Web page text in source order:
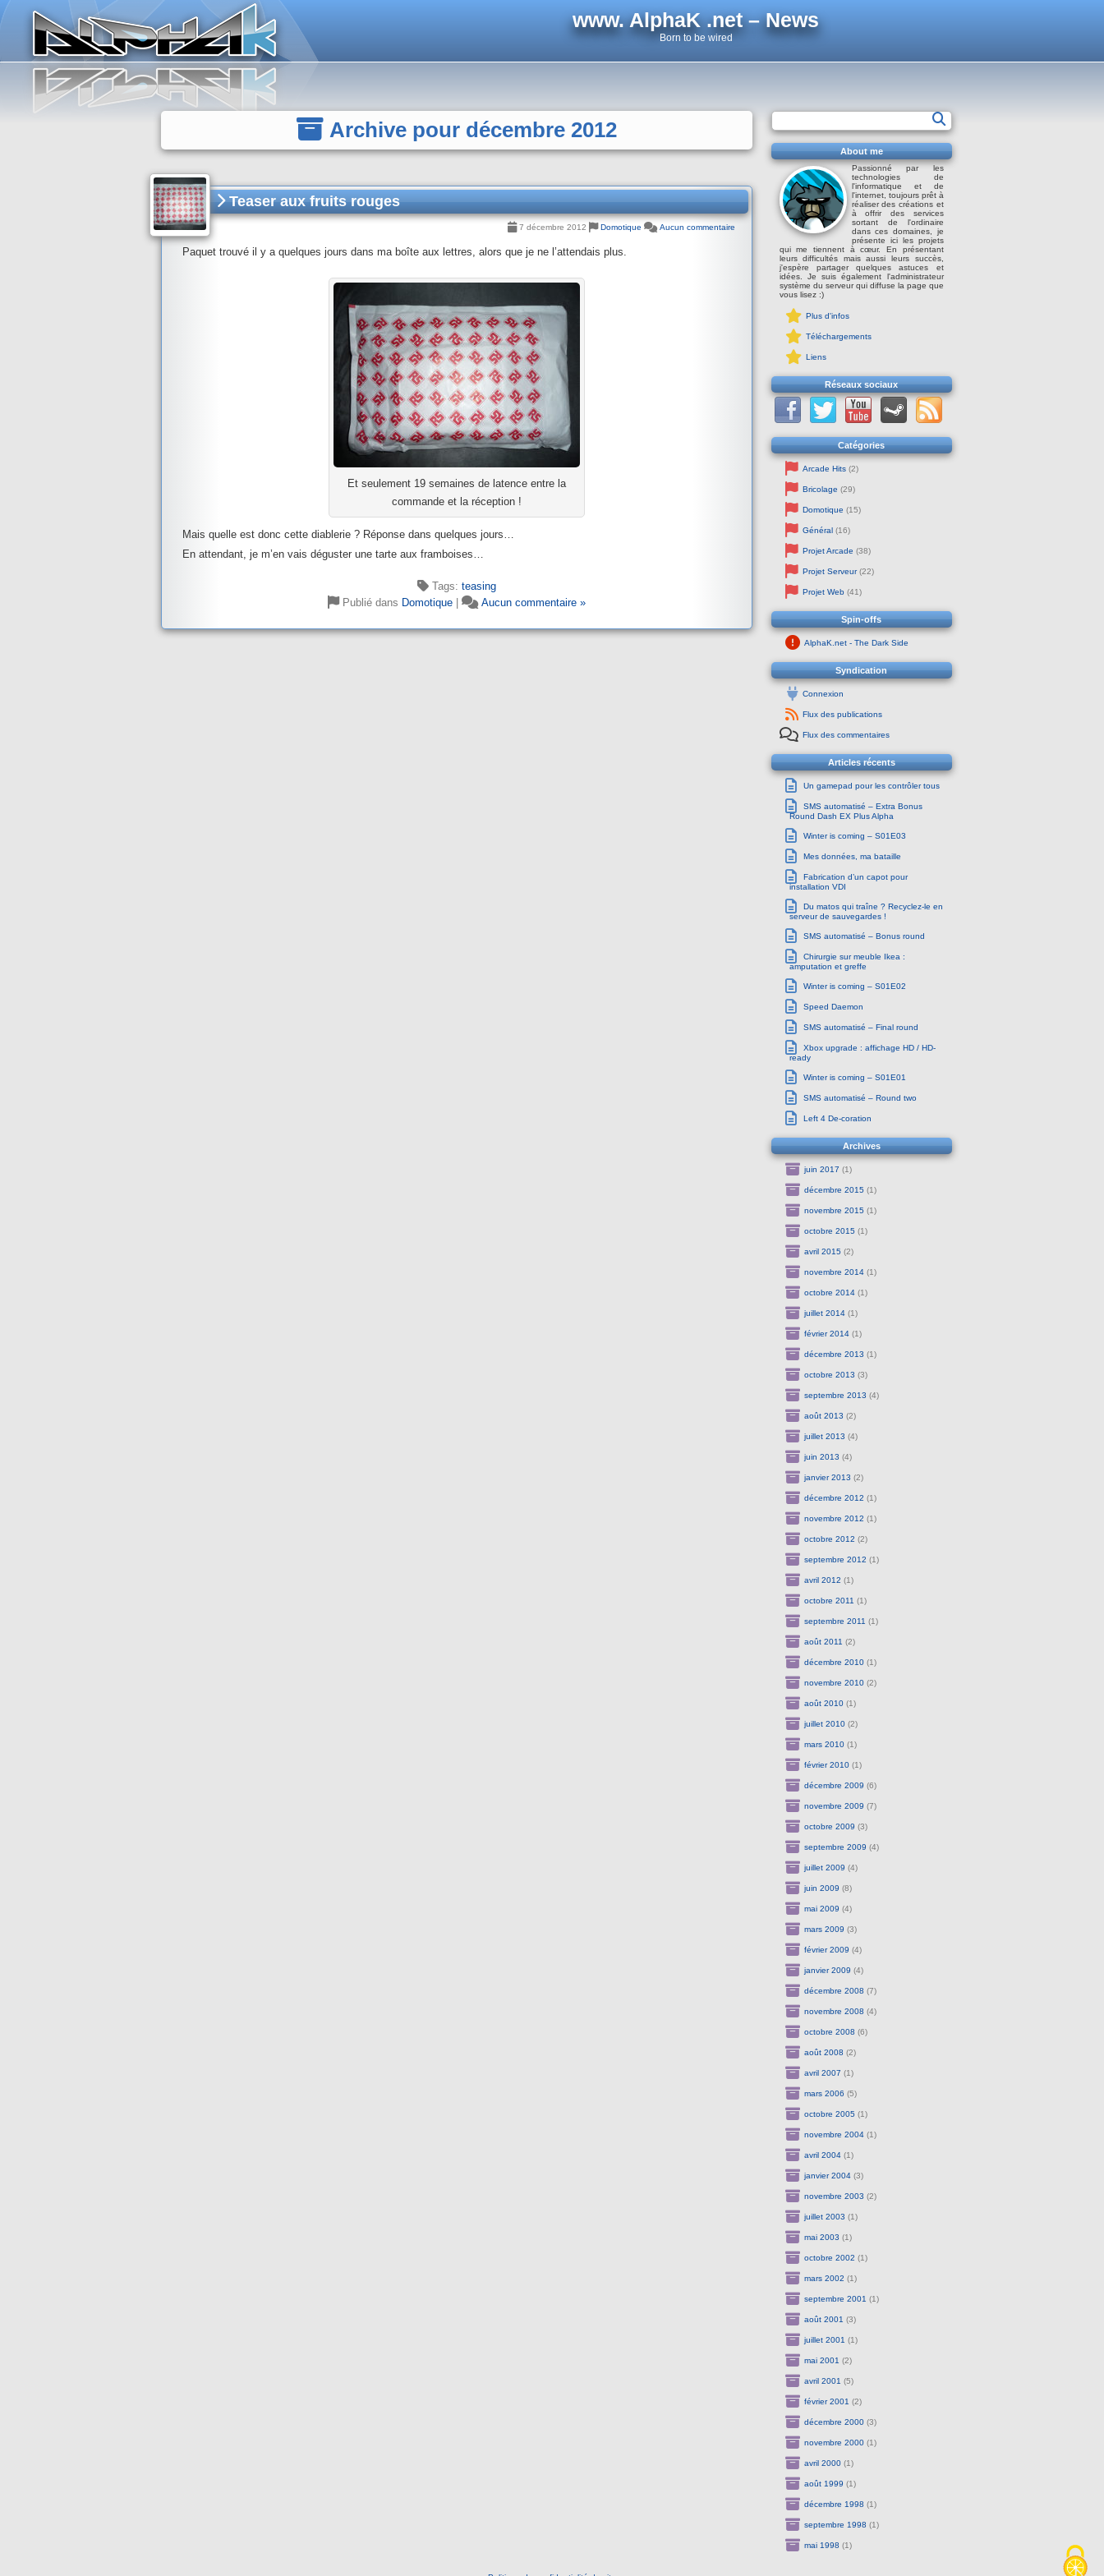
www. AlphaK .net – News
Born to be wired
Archive pour décembre 2012
Teaser aux fruits rouges
7 décembre 2012 Domotique Aucun commentaire
Paquet trouvé il y a quelques jours dans ma boîte aux lettres, alors que je ne l’attendais plus.
Et seulement 19 semaines de latence entre la
commande et la réception !
Mais quelle est donc cette diablerie ? Réponse dans quelques jours…
En attendant, je m’en vais déguster une tarte aux framboises…
Tags: teasing
Publié dans Domotique| Aucun commentaire »
About me
Passionné par les
technologies de
l'informatique et de
l'internet, toujours prêt à
réaliser des créations et
à offrir des services
sortant de l'ordinaire
dans ces domaines, je
présente ici les projets
qui me tiennent à cœur. En présentant
leurs difficultés mais aussi leurs succès,
j'espère partager quelques astuces et
idées. Je suis également l'administrateur
système du serveur qui diffuse la page que
vous lisez :)
Plus d'infos
Téléchargements
Liens
Réseaux sociaux
Catégories
Arcade Hits(2)
Bricolage (29)
Domotique (15)
Général(16)
Projet Arcade (38)
Projet Serveur(22)
Projet Web(41)
Spin-offs
AlphaK.net - The Dark Side
Syndication
Connexion
Flux des publications
Flux des commentaires
Articles récents
Un gamepad pour les contrôler tous
SMS automatisé – Extra Bonus
Round Dash EX Plus Alpha
Winter is coming – S01E03
Mes données, ma bataille
Fabrication d’un capot pour
installation VDI
Du matos qui traîne ? Recyclez-le en
serveur de sauvegardes !
SMS automatisé – Bonus round
Chirurgie sur meuble Ikea :
amputation et greffe
Winter is coming – S01E02
Speed Daemon
SMS automatisé – Final round
Xbox upgrade : affichage HD / HD-
ready
Winter is coming – S01E01
SMS automatisé – Round two
Left 4 De-coration
Archives
juin 2017 (1)
décembre 2015 (1)
novembre 2015 (1)
octobre 2015 (1)
avril 2015 (2)
novembre 2014(1)
octobre 2014(1)
juillet 2014(1)
février 2014(1)
décembre 2013 (1)
octobre 2013 (3)
septembre 2013 (4)
août 2013 (2)
juillet 2013 (4)
juin 2013 (4)
janvier 2013 (2)
décembre 2012 (1)
novembre 2012 (1)
octobre 2012 (2)
septembre 2012 (1)
avril 2012 (1)
octobre 2011 (1)
septembre 2011 (1)
août 2011 (2)
décembre 2010(1)
novembre 2010(2)
août 2010(1)
juillet 2010(2)
mars 2010(1)
février 2010(1)
décembre 2009 (6)
novembre 2009 (7)
octobre 2009 (3)
septembre 2009 (4)
juillet 2009 (4)
juin 2009 (8)
mai 2009 (4)
mars 2009 (3)
février 2009 (4)
janvier 2009 (4)
décembre 2008 (7)
novembre 2008 (4)
octobre 2008 (6)
août 2008 (2)
avril 2007 (1)
mars 2006 (5)
octobre 2005 (1)
novembre 2004(1)
avril 2004(1)
janvier 2004(3)
novembre 2003 (2)
juillet 2003 (1)
mai 2003 (1)
octobre 2002 (1)
mars 2002 (1)
septembre 2001 (1)
août 2001 (3)
juillet 2001 (1)
mai 2001 (2)
avril 2001 (5)
février 2001 (2)
décembre 2000(3)
novembre 2000(1)
avril 2000(1)
août 1999 (1)
décembre 1998 (1)
septembre 1998 (1)
mai 1998 (1)